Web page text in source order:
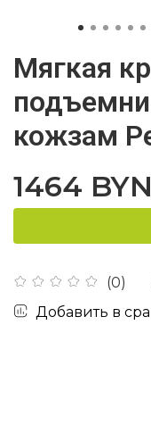
Мягкая
кожзам
(0)
Добавить в
1464 BYN